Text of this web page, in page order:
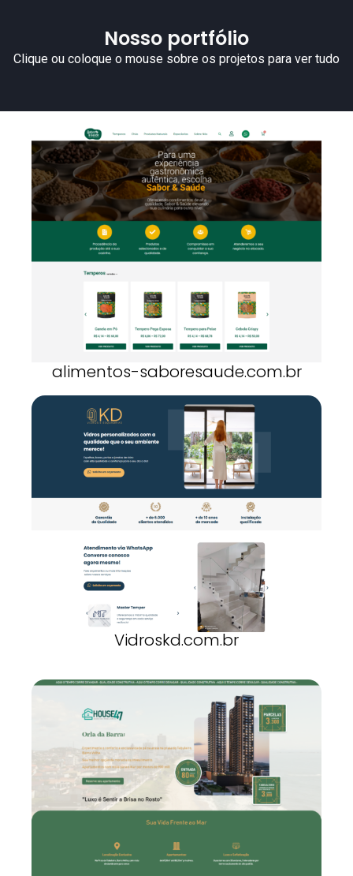
Nosso portfólio
Clique ou coloque o mouse sobre os projetos para ver tudo
alimentos-saboresaude.com.br
Vidroskd.com.br